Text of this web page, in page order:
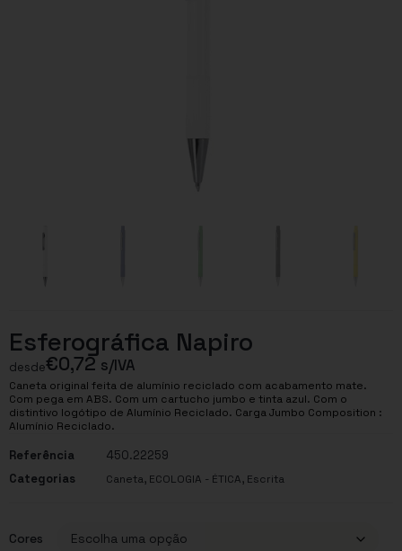
Esferográfica Napiro
desde€0,72 s/IVA
Caneta original feita de alumínio reciclado com acabamento mate.
Com pega em ABS. Com um cartucho jumbo e tinta azul. Com o
distintivo logótipo de Alumínio Reciclado. Carga Jumbo Composition :
Alumínio Reciclado.
Referência
450.22259
Categorias
Caneta, ECOLOGIA - ÉTICA, Escrita
Cores